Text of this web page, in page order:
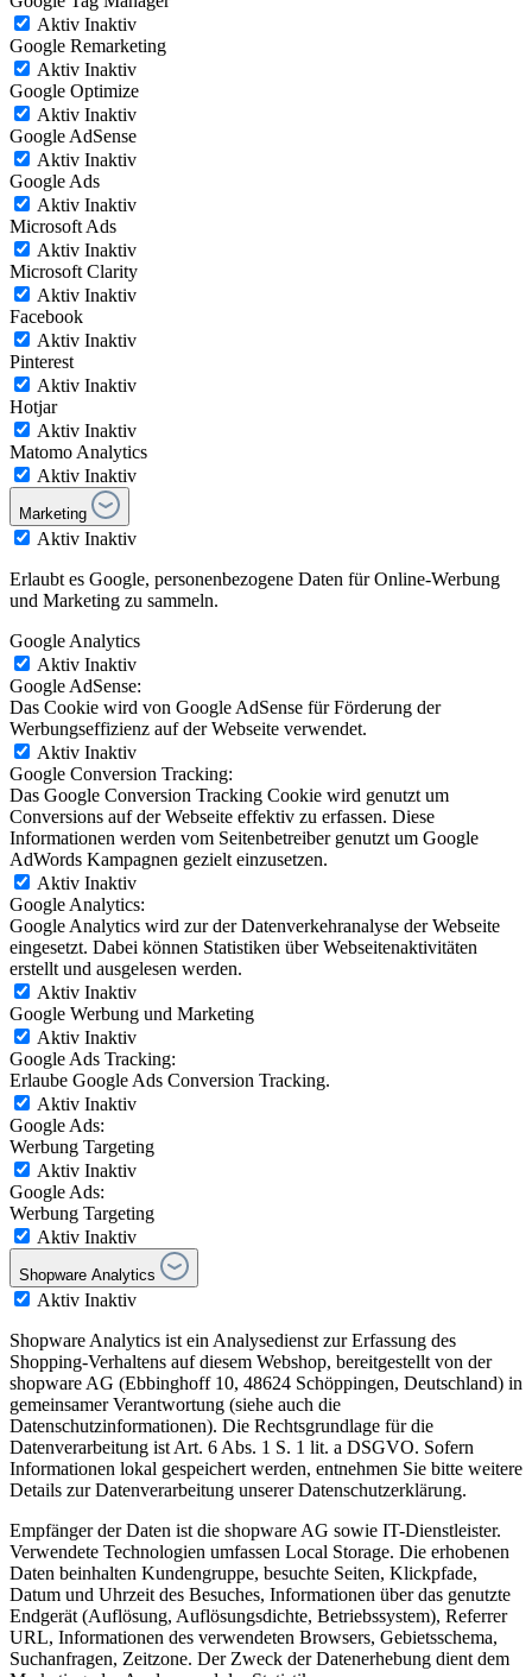
Aktiv Inaktiv
Google Remarketing
Aktiv Inaktiv
Google Optimize
Aktiv Inaktiv
Google AdSense
Aktiv Inaktiv
Google Ads
Aktiv Inaktiv
Microsoft Ads
Aktiv Inaktiv
Microsoft Clarity
Aktiv Inaktiv
Facebook
Aktiv Inaktiv
Pinterest
Aktiv Inaktiv
Hotjar
Aktiv Inaktiv
Matomo Analytics
Aktiv Inaktiv
Marketing
Aktiv Inaktiv
Erlaubt es Google, personenbezogene Daten für Online-Werbung
und Marketing zu sammeln.
Google Analytics
Aktiv Inaktiv
Google AdSense:
Das Cookie wird von Google AdSense für Förderung der
Werbungseffizienz auf der Webseite verwendet.
Aktiv Inaktiv
Google Conversion Tracking:
Das Google Conversion Tracking Cookie wird genutzt um
Conversions auf der Webseite effektiv zu erfassen. Diese
Informationen werden vom Seitenbetreiber genutzt um Google
AdWords Kampagnen gezielt einzusetzen.
Aktiv Inaktiv
Google Analytics:
Google Analytics wird zur der Datenverkehranalyse der Webseite
eingesetzt. Dabei können Statistiken über Webseitenaktivitäten
erstellt und ausgelesen werden.
Aktiv Inaktiv
Google Werbung und Marketing
Aktiv Inaktiv
Google Ads Tracking:
Erlaube Google Ads Conversion Tracking.
Aktiv Inaktiv
Google Ads:
Werbung Targeting
Aktiv Inaktiv
Google Ads:
Werbung Targeting
Aktiv Inaktiv
Shopware Analytics
Aktiv Inaktiv
Shopware Analytics ist ein Analysedienst zur Erfassung des
Shopping-Verhaltens auf diesem Webshop, bereitgestellt von der
shopware AG (Ebbinghoff 10, 48624 Schöppingen, Deutschland) in
gemeinsamer Verantwortung (siehe auch die
Datenschutzinformationen). Die Rechtsgrundlage für die
Datenverarbeitung ist Art. 6 Abs. 1 S. 1 lit. a DSGVO. Sofern
Informationen lokal gespeichert werden, entnehmen Sie bitte weitere
Details zur Datenverarbeitung unserer Datenschutzerklärung.
Empfänger der Daten ist die shopware AG sowie IT-Dienstleister.
Verwendete Technologien umfassen Local Storage. Die erhobenen
Daten beinhalten Kundengruppe, besuchte Seiten, Klickpfade,
Datum und Uhrzeit des Besuches, Informationen über das genutzte
Endgerät (Auflösung, Auflösungsdichte, Betriebssystem), Referrer
URL, Informationen des verwendeten Browsers, Gebietsschema,
Suchanfragen, Zeitzone. Der Zweck der Datenerhebung dient dem